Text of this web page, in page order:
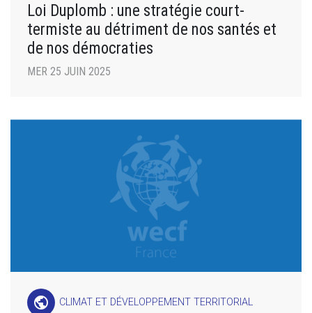
Loi Duplomb : une stratégie court-
termiste au détriment de nos santés et
de nos démocraties
MER 25 JUIN 2025
public CLIMAT ET DÉVELOPPEMENT TERRITORIAL